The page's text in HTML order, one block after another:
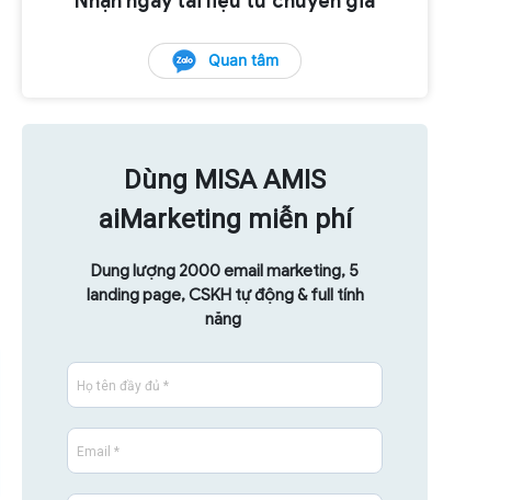
Quan tâm
Dùng MISA AMIS
aiMarketing miễn phí
Dung lượng 2000 email marketing, 5
landing page, CSKH tự động & full tính
năng